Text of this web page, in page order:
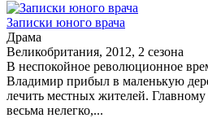
Записки юного врача
Драма
Великобритания, 2012, 2 сезона
В неспокойное революционное
Владимир прибыл в маленькую
лечить местных жителей.
весьма нелегко,...